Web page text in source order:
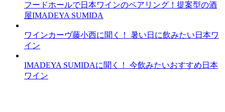
フードホールで日本ワインのペアリング！提案型の酒
屋IMADEYA SUMIDA
ワインカーヴ藤小西に聞く！ 暑い日に飲みたい日本ワ
イン
IMADEYA SUMIDAに聞く！ 今飲みたいおすすめ日本
ワイン